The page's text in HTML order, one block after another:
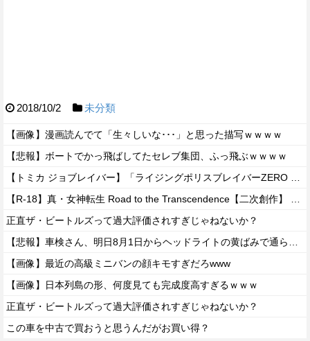
2018/10/2 未分類
【画像】漫画読んでて「生々しいな･･･」と思った描写ｗｗｗｗ
【悲報】ボートでかっ飛ばしてたセレブ集団、ふっ飛ぶｗｗｗｗ
正直ザ・ビートルズって過大評価されすぎじゃねないか？
【画像】最近の高級ミニバンの顔キモすぎだろwww
【画像】日本列島の形、何度見ても完成度高すぎるｗｗｗ
正直ザ・ビートルズって過大評価されすぎじゃねないか？
この車を中古で買おうと思うんだがお買い得？